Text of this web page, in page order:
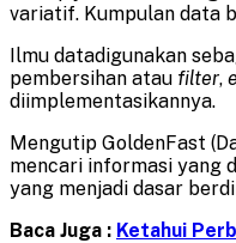
variatif. Kumpulan data
Ilmu datadigunakan
pembersihan atau filter,
diimplementasikannya.
Mengutip GoldenFast
mencari informasi yang
yang menjadi dasar
Baca Juga : Ketahui